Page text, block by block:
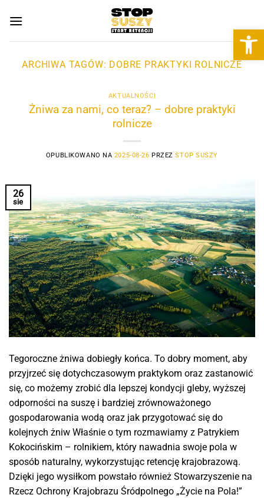
ARCHIWA TAGÓW: DOBRE PRAKTYKI ROLNICZE
AKTUALNOŚCI
Żniwa za nami, co teraz? – dobre praktyki
rolnicze
OPUBLIKOWANO NA 2025-08-26 PRZEZSTOP SUSZY
26
sie
Tegoroczne żniwa dobiegły końca. To dobry moment, aby
przyjrzeć się dotychczasowym praktykom oraz zastanowić
się, co możemy zrobić dla lepszej kondycji gleby, wyższej
odporności na suszę i bardziej zrównoważonego
gospodarowania wodą oraz jak przygotować się do
kolejnych żniw Właśnie o tym rozmawiamy z Patrykiem
Kokocińskim – rolnikiem, który nawadnia swoje pola w
sposób naturalny, wykorzystując retencję krajobrazową.
Dzięki jego wysiłkom powstało również Stowarzyszenie na
Rzecz Ochrony Krajobrazu Śródpolnego „Życie na Pola!”